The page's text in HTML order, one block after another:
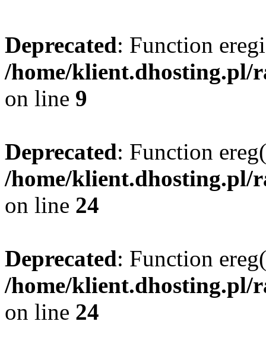
Deprecated: Function
/home/klient.dhosting.pl/
on line 9
Deprecated: Function
/home/klient.dhosting.pl/
on line 24
Deprecated: Function
/home/klient.dhosting.pl/
on line 24